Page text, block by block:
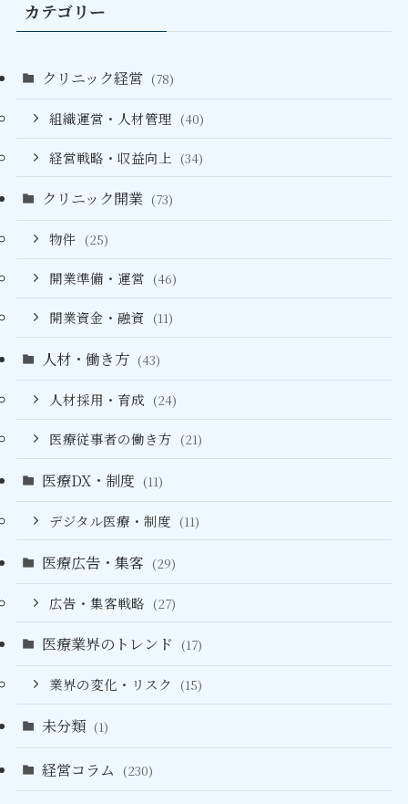
カテゴリー
クリニック経営 (78)
組織運営・人材管理 (40)
経営戦略・収益向上 (34)
クリニック開業 (73)
物件 (25)
開業準備・運営 (46)
開業資金・融資 (11)
人材・働き方 (43)
人材採用・育成 (24)
医療従事者の働き方 (21)
医療DX・制度 (11)
デジタル医療・制度 (11)
医療広告・集客 (29)
広告・集客戦略 (27)
医療業界のトレンド (17)
業界の変化・リスク (15)
未分類 (1)
経営コラム (230)